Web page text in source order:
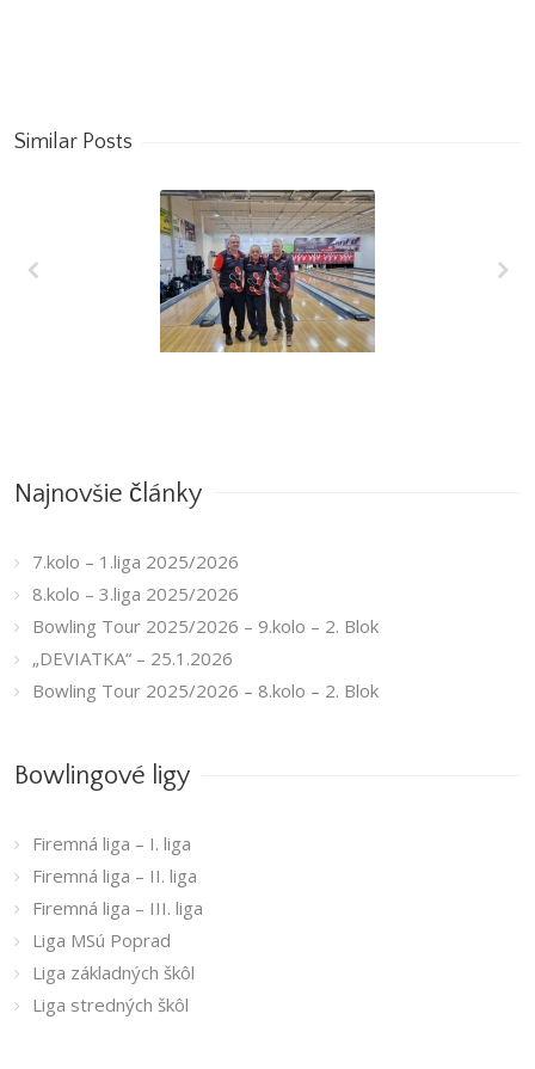
Similar Posts
7.kolo – 1.liga
Najnovšie články
7.kolo – 1.liga 2025/2026
8.kolo – 3.liga 2025/2026
Bowling Tour 2025/2026 – 9.kolo – 2. Blok
„DEVIATKA“ – 25.1.2026
Bowling Tour 2025/2026 – 8.kolo – 2. Blok
Bowlingové ligy
Firemná liga – I. liga
Firemná liga – II. liga
Firemná liga – III. liga
Liga MSú Poprad
Liga základných škôl
Liga stredných škôl